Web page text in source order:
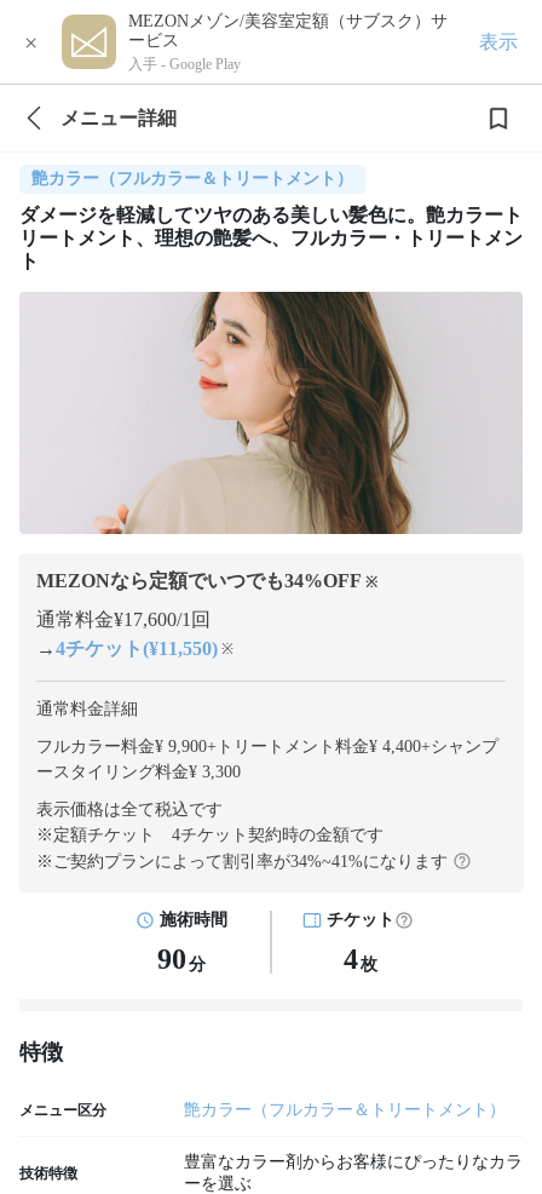
×
MEZONメゾン/美容室定額（サブスク）サ
ービス
入手 - Google Play
表示
メニュー詳細
艶カラー（フルカラー＆トリートメント）
ダメージを軽減してツヤのある美しい髪色に。艶カラート
リートメント、理想の艶髪へ、フルカラー・トリートメン
ト
MEZONなら定額でいつでも34%OFF ※
通常料金¥17,600/1回
→4チケット(¥11,550) ※
通常料金詳細
フルカラー料金¥ 9,900+ トリートメント料金¥ 4,400+シャンプ
ースタイリング料金¥ 3,300
表示価格は全て税込です
※定額チケット 4チケット契約時の金額です
※ご契約プランによって割引率が34%~41%になります
施術時間
90 分
チケット
4枚
特徴
メニュー区分 艶カラー（フルカラー＆トリートメント）
技術特徴
豊富なカラー剤からお客様にぴったりなカラ
ーを選ぶ